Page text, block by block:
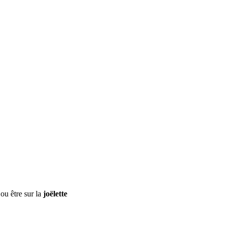
ou être sur la joëlette